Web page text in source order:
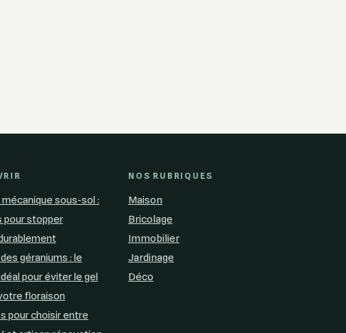
sous-sol :
pour stopper
géraniums : le
pour éviter le gel
floraison
pour choisir entre
NOS RUBRIQUES
Maison
Bricolage
Immobilier
Jardinage
Déco